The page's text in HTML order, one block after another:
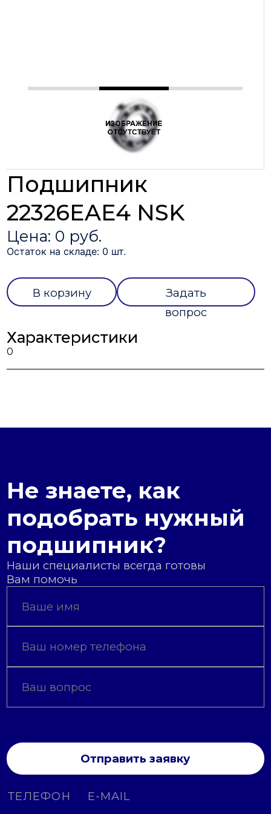
Подшипник
22326EAE4 NSK
Цена: 0 руб.
Остаток на складе: 0 шт.
В корзину
Задать
вопрос
Характеристики
0
Не знаете, как
подобрать нужный
подшипник?
Наши специалисты всегда готовы
Вам помочь
Отправить заявку
ТЕЛЕФОН E-MAIL